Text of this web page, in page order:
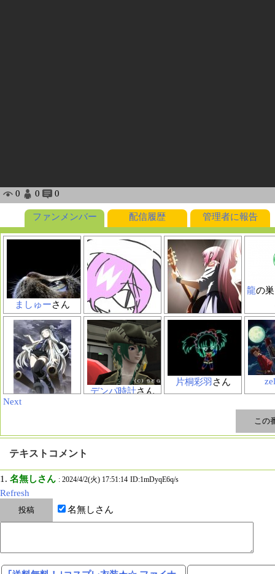
0 0 0
ファンメンバー 配信履歴 管理者に報告
ましゅーさん
pocoapocoさん
龍の
超戦艦ムサシ
デンパ時計さん
片桐彩羽 さん
Next
テキストコメント
1. 名無しさん : 2024/4/2(火) 17:51:14 ID:1mDyqE6q/s
Refresh
名無しさん